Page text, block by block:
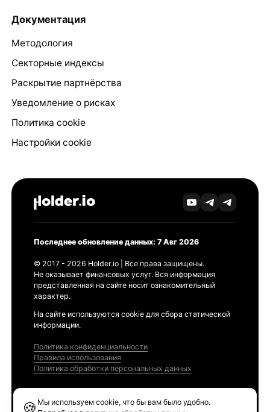
Документация
Методология
Секторные индексы
Раскрытие партнёрства
Уведомление о рисках
Политика cookie
Настройки cookie
Последнее обновление данных: 7 Авг 2026
© 2017 - 2026 Holder.io | Все права защищены.
Не оказывает финансовых услуг. Вся информация
представленная на сайте носит ознакомительный
характер.
На сайте используются cookie для сбора статической
информации.
Политика конфиденциальности
Правила использования
Политика обработки персональных данных
🍪 Мы используем cookie, что бы вам было удобно.